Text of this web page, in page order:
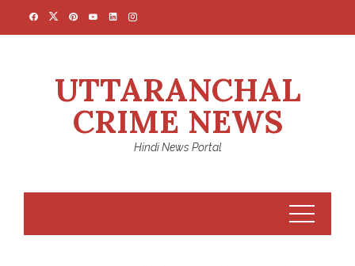
UTTARANCHAL
CRIME NEWS
Hindi News Portal